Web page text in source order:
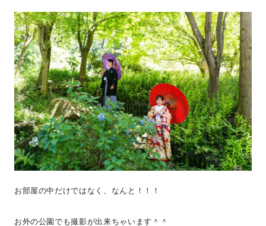
お部屋の中だけではなく、なんと！！！
お外の公園でも撮影が出来ちゃいます＾＾